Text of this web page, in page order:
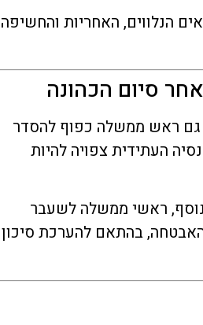
הנלווים, האחריות והחשיפה
סיום הכהונה
גם ראש ממשלה כפוף להסדר
העתידית צפויה להיות
ראשי ממשלה לשעבר
בהתאם להערכת סיכון